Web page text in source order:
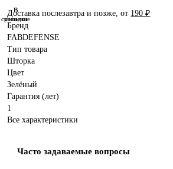
В
закладки
В
сравнение
Доставка послезавтра и позже, от 190 ₽
Бренд
FABDEFENSE
Тип товара
Шторка
Цвет
Зелёный
Гарантия (лет)
1
Все характеристики
Часто задаваемые вопросы